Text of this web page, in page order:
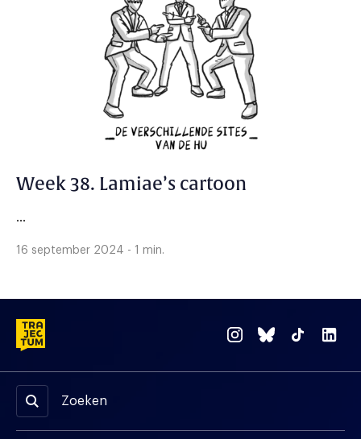
Week 38. Lamiae’s cartoon
...
16 september 2024 - 1 min.
Zoeken